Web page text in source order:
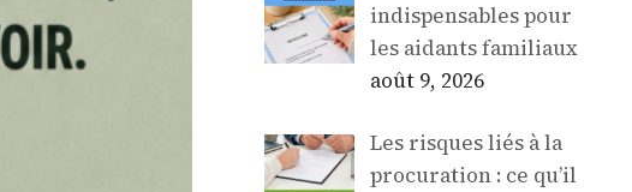
indispensables pour
les aidants familiaux
août 9, 2026
Les risques liés à la
procuration : ce qu’il